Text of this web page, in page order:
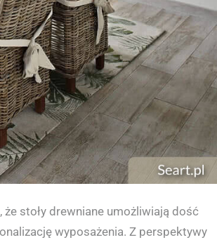
stoły drewniane umożliwiają dość
wyposażenia. Z perspektywy